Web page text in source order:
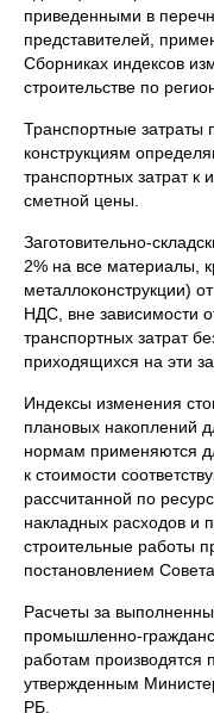
приведенными в
представителей,
Сборниках индексов
строительстве по
Транспортные
конструкциям
транспортных затрат к
сметной цены.
Заготовительно-
2% на все материалы,
металлоконструкции)
НДС, вне зависимости
транспортных затрат
приходящихся на эти
Индексы изменения
плановых накоплений
нормам применяются
к стоимости
рассчитанной по
накладных расходов и
строительные работы
постановлением
Расчеты за
промышленно-
работам производятся
утвержденным
РБ.